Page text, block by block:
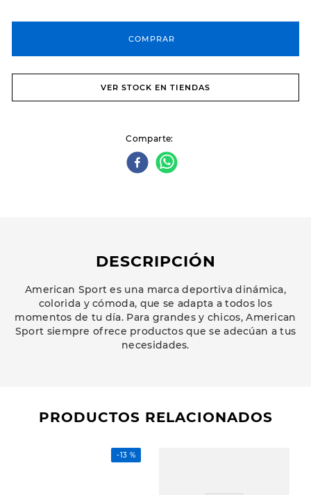
COMPRAR
VER STOCK EN TIENDAS
Comparte
DESCRIPCIÓN
American Sport es una marca deportiva dinámica,
colorida y cómoda, que se adapta a todos los
momentos de tu día. Para grandes y chicos, American
Sport siempre ofrece productos que se adecúan a tus
necesidades.
PRODUCTOS RELACIONADOS
-13 %